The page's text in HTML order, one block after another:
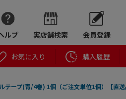
ルプ 実店舗検索 会員登録
お気に入り 購入履歴
ープ(青/4巻) 1個（ご注文単位1個）【直送